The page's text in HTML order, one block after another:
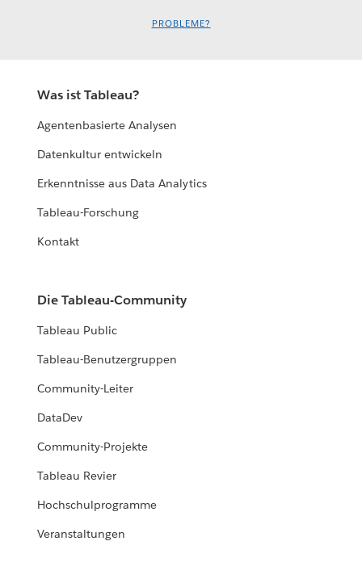
PROBLEME?
Was ist Tableau?
Agentenbasierte Analysen
Datenkultur entwickeln
Erkenntnisse aus Data Analytics
Tableau-Forschung
Kontakt
Die Tableau-Community
Tableau Public
Tableau-Benutzergruppen
Community-Leiter
DataDev
Community-Projekte
Tableau Revier
Hochschulprogramme
Veranstaltungen